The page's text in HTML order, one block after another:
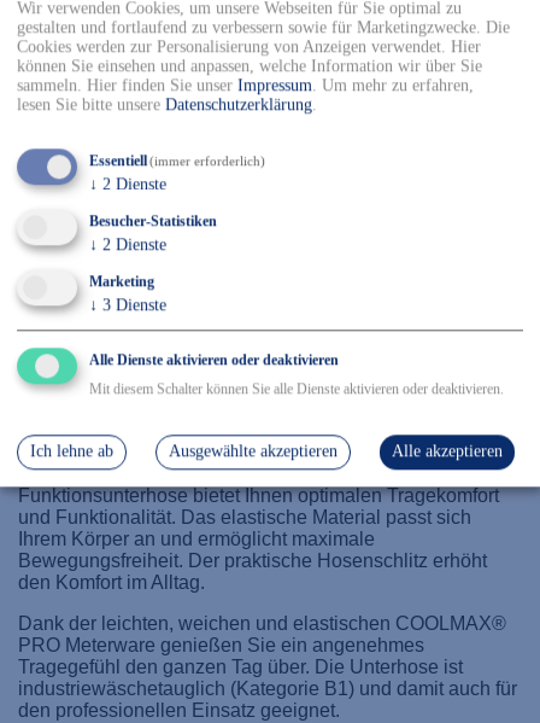
Wir verwenden Cookies, um unsere Webseiten für Sie optimal zu
gestalten und fortlaufend zu verbessern sowie für Marketingzwecke. Die
Cookies werden zur Personalisierung von Anzeigen verwendet. Hier
können Sie einsehen und anpassen, welche Information wir über Sie
sammeln. Hier finden Sie unser Impressum. Um mehr zu erfahren,
lesen Sie bitte unsere Datenschutzerklärung.
Essentiell(immer erforderlich)
↓ 2 Dienste
Besucher-Statistiken
↓ 2 Dienste
Marketing
↓ 3 Dienste
Alle Dienste aktivieren oder deaktivieren
Mit diesem Schalter können Sie alle Dienste aktivieren oder deaktivieren.
Ich lehne ab Ausgewählte akzeptieren Alle akzeptieren
Details
100 % Polyester, Größe: S-3XL
Mascot Funktionsunterhose
Produktcode: 00572
Entdecken Sie die ultimative Lösung für Komfort und
Leistung mit unserer innovativen Funktionsunterhose aus
hochwertige Unterwäsche ist mit COOLMAX® Technologie
ausgestattet, die für einen effektiven Feuchtigkeitstransport
sorgt und Ihren Körper trocken hält. Das schnelltrocknende
Base Layer für verschiedenste Aktivitäten.
Ob beim Sport, bei der Arbeit oder in der Freizeit - diese
Funktionsunterhose bietet Ihnen optimalen Tragekomfort
und Funktionalität. Das elastische Material passt sich
Ihrem Körper an und ermöglicht maximale
Bewegungsfreiheit. Der praktische Hosenschlitz erhöht
den Komfort im Alltag.
Dank der leichten, weichen und elastischen COOLMAX®
PRO Meterware genießen Sie ein angenehmes
Tragegefühl den ganzen Tag über. Die Unterhose ist
industriewäschetauglich (Kategorie B1) und damit auch für
den professionellen Einsatz geeignet.